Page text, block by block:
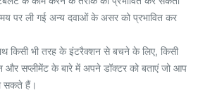
पर ली गई अन्य दवाओं के असर को प्रभावित कर
किसी भी तरह के इंटरैक्शन से बचने के लिए, किसी
और सप्लीमेंट के बारे में अपने डॉक्टर को बताएं जो आप
सकते हैं।